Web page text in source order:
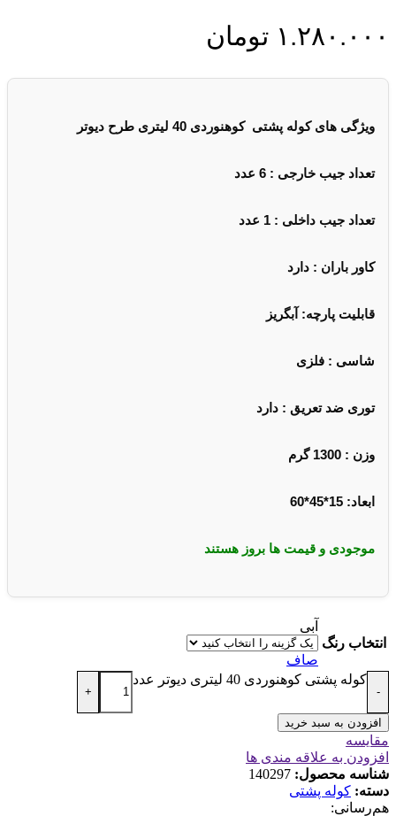
۱.۲۸۰.۰۰۰ تومان
ویژگی های کوله پشتی کوهنوردی 40 لیتری طرح دیوتر
تعداد جیب خارجی : 6 عدد
تعداد جیب داخلی : 1 عدد
کاور باران : دارد
قابلیت پارچه: آبگریز
شاسی : فلزی
توری ضد تعریق : دارد
وزن : 1300 گرم
ابعاد: 15*45*60
موجودی و قیمت ها بروز هستند
انتخاب رنگ
آبی
صاف
-
کوله پشتی کوهنوردی 40 لیتری دیوتر عدد
+
افزودن به سبد خرید
مقایسه
افزودن به علاقه مندی ها
شناسه محصول: 140297
دسته: کوله پشتی
هم‌رسانی: